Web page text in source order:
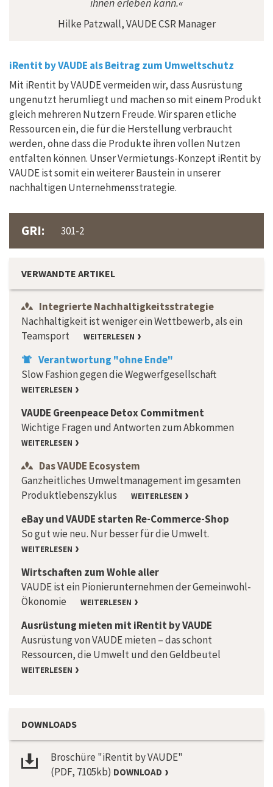
ihnen erleben kann.«
Hilke Patzwall, VAUDE CSR Manager
iRentit by VAUDE als Beitrag zum Umweltschutz
Mit iRentit by VAUDE vermeiden wir, dass Ausrüstung
ungenutzt herumliegt und machen so mit einem Produkt
gleich mehreren Nutzern Freude. Wir sparen etliche
Ressourcen ein, die für die Herstellung verbraucht
werden, ohne dass die Produkte ihren vollen Nutzen
entfalten können. Unser Vermietungs-Konzept iRentit by
VAUDE ist somit ein weiterer Baustein in unserer
nachhaltigen Unternehmensstrategie.
GRI: 301-2
VERWANDTE ARTIKEL
Integrierte Nachhaltigkeitsstrategie
Nachhaltigkeit ist weniger ein Wettbewerb, als ein
Teamsport
WEITERLESEN
Verantwortung "ohne Ende"
Slow Fashion gegen die Wegwerfgesellschaft
WEITERLESEN
VAUDE Greenpeace Detox Commitment
Wichtige Fragen und Antworten zum Abkommen
WEITERLESEN
Das VAUDE Ecosystem
Ganzheitliches Umweltmanagement im gesamten
Produktlebenszyklus
WEITERLESEN
eBay und VAUDE starten Re-Commerce-Shop
So gut wie neu. Nur besser für die Umwelt.
WEITERLESEN
Wirtschaften zum Wohle aller
VAUDE ist ein Pionierunternehmen der Gemeinwohl-
Ökonomie
WEITERLESEN
Ausrüstung mieten mit iRentit by VAUDE
Ausrüstung von VAUDE mieten – das schont
Ressourcen, die Umwelt und den Geldbeutel
WEITERLESEN
DOWNLOADS
Broschüre "iRentit by VAUDE"
(PDF, 7105kb) DOWNLOAD